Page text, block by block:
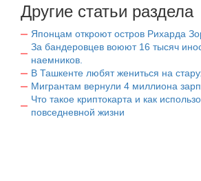
Другие статьи раздела
Японцам откроют остров Рихарда
За бандеровцев воюют 16 тысяч
наемников.
В Ташкенте любят жениться на
Мигрантам вернули 4 миллиона
Что такое криптокарта и как
повседневной жизни